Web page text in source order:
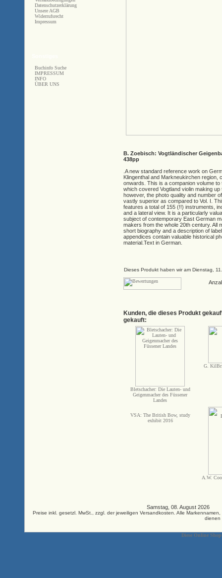
Datenschutzerklärung
Unsere AGB
Widerrufsrecht
Impressum
Buchinfo Suche
IMPRESSUM
INFO
ÜBER UNS
B. Zoebisch: Vogtländischer
438pp
.A new standard reference work on
Klingenthal and Markneukirchen region,
onwards. This is a companion volume
which covered Vogtland violin making
however, the photo quality and number
vastly superior as compared to Vol. I.
features a total of 155 (!!) instruments,
and a lateral view. It is a particularly
subject of contemporary East German
makers from the whole 20th century. All
short biography and a description of
appendices contain valuable historical
material.Text in German.
Dieses Produkt haben wir am Dienstag,
Kunden, die dieses Produkt
gekauft:
Bletschacher: Die Lauten- und
Geigenmacher des Füssener
Landes
G.
VSA: The British Bow, study
exhibit 2016
A.W.
Samstag, 08. August 2026
Preise inkl. gesetzl. MwSt., zzgl. der jeweiligen Versandkosten. Alle
dienen
Diese Online